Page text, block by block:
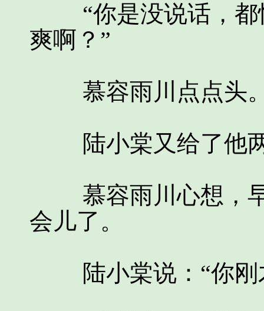
“你是没说话，都
爽啊？”
慕容雨川点点头
陆小棠又给了他
慕容雨川心想，早
会儿了。
陆小棠说：“你刚